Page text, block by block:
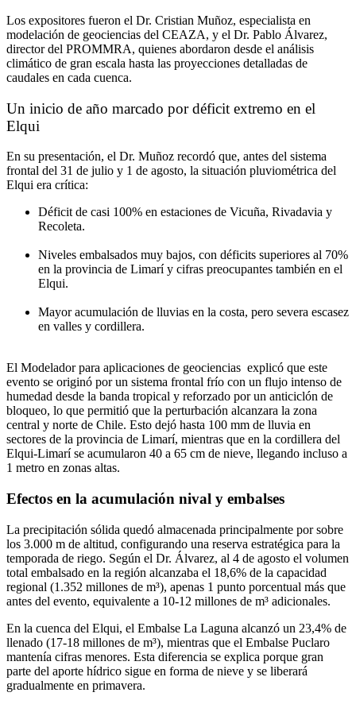
Los expositores fueron el Dr. Cristian Muñoz, especialista en
modelación de geociencias del CEAZA, y el Dr. Pablo Álvarez,
director del PROMMRA, quienes abordaron desde el análisis
climático de gran escala hasta las proyecciones detalladas de
caudales en cada cuenca.
Un inicio de año marcado por déficit extremo en el
Elqui
En su presentación, el Dr. Muñoz recordó que, antes del sistema
frontal del 31 de julio y 1 de agosto, la situación pluviométrica del
Elqui era crítica:
Déficit de casi 100% en estaciones de Vicuña, Rivadavia y
Recoleta.
Niveles embalsados muy bajos, con déficits superiores al 70%
en la provincia de Limarí y cifras preocupantes también en el
Elqui.
Mayor acumulación de lluvias en la costa, pero severa escasez
en valles y cordillera.
El Modelador para aplicaciones de geociencias explicó que este
evento se originó por un sistema frontal frío con un flujo intenso de
humedad desde la banda tropical y reforzado por un anticiclón de
bloqueo, lo que permitió que la perturbación alcanzara la zona
central y norte de Chile. Esto dejó hasta 100 mm de lluvia en
sectores de la provincia de Limarí, mientras que en la cordillera del
Elqui-Limarí se acumularon 40 a 65 cm de nieve, llegando incluso a
1 metro en zonas altas.
Efectos en la acumulación nival y embalses
La precipitación sólida quedó almacenada principalmente por sobre
los 3.000 m de altitud, configurando una reserva estratégica para la
temporada de riego. Según el Dr. Álvarez, al 4 de agosto el volumen
total embalsado en la región alcanzaba el 18,6% de la capacidad
regional (1.352 millones de m³), apenas 1 punto porcentual más que
antes del evento, equivalente a 10-12 millones de m³ adicionales.
En la cuenca del Elqui, el Embalse La Laguna alcanzó un 23,4% de
llenado (17-18 millones de m³), mientras que el Embalse Puclaro
mantenía cifras menores. Esta diferencia se explica porque gran
parte del aporte hídrico sigue en forma de nieve y se liberará
gradualmente en primavera.